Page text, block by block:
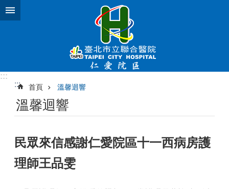
跳到主要內容區塊
:::
:::
首頁 溫馨迴響
溫馨迴響
民眾來信感謝仁愛院區十一西病房護
理師王品雯